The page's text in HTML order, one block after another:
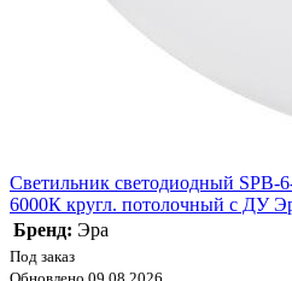
Светильник светодиодный SPB-
6000К кругл. потолочный с ДУ
Бренд: Эра
Под заказ